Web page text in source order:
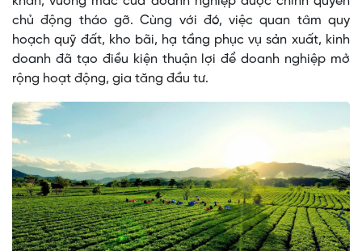
chủ động tháo gỡ. Cùng với đó, việc quan tâm quy
hoạch quỹ đất, kho bãi, hạ tầng phục vụ sản xuất, kinh
doanh đã tạo điều kiện thuận lợi để doanh nghiệp mở
rộng hoạt động, gia tăng đầu tư.